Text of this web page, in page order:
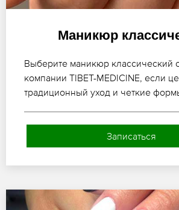
Маникюр
Выберите маникюр классический
компании TIBET-MEDICINE, если
традиционный уход и четкие
Записаться